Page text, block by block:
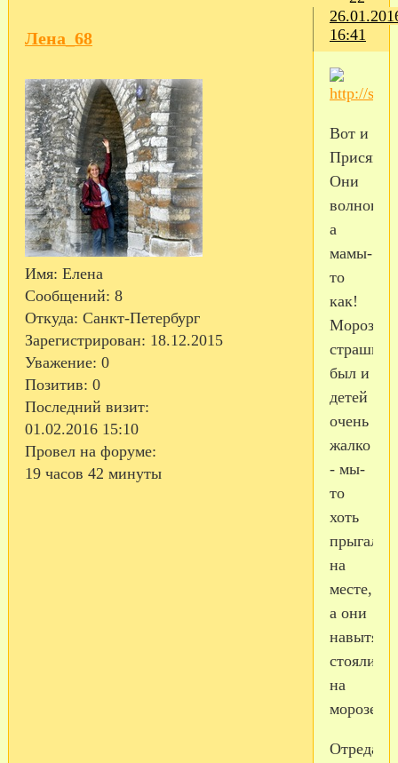
16:41
Лена_68
Имя: Елена
Сообщений: 8
Откуда: Санкт-Петербург
Зарегистрирован: 18.12.2015
Уважение: 0
Позитив: 0
Последний визит:
01.02.2016 15:10
Провел на форуме:
19 часов 42 минуты
Вот и
Присяга!
Они
а
мамы-
то
как!
Мороз
был и
детей
очень
жалко
- мы-
то
хоть
прыгали
на
месте,
а они
стояли
на
морозе!